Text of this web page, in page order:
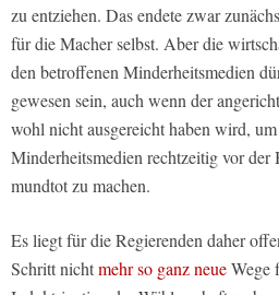
zu entziehen. Das endete zwar
für die Macher selbst. Aber die
den betroffenen Minderheitsmedien
gewesen sein, auch wenn der
wohl nicht ausgereicht haben wird,
Minderheitsmedien rechtzeitig vor der
mundtot zu machen.
Es liegt für die Regierenden daher
Schritt nichtmehr so ganz neueWege